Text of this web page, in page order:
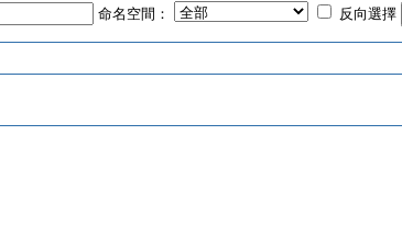
命名空間： 反向選擇